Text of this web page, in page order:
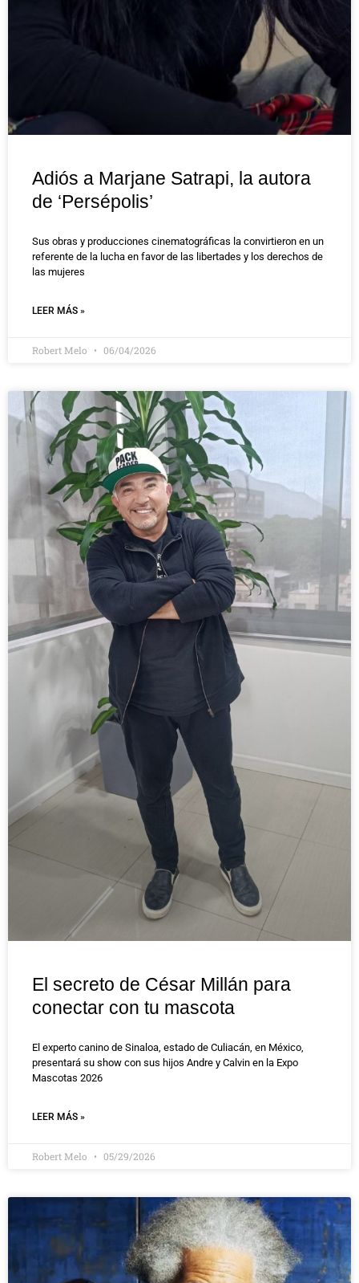
Adiós a Marjane Satrapi, la autora
de ‘Persépolis’
Sus obras y producciones cinematográficas la convirtieron en un
referente de la lucha en favor de las libertades y los derechos de
las mujeres
LEER MÁS »
Robert Melo 06/04/2026
El secreto de César Millán para
conectar con tu mascota
El experto canino de Sinaloa, estado de Culiacán, en México,
presentará su show con sus hijos Andre y Calvin en la Expo
Mascotas 2026
LEER MÁS »
Robert Melo 05/29/2026